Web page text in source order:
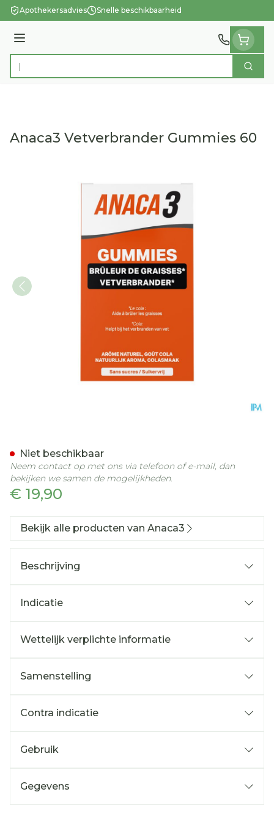
Ga naar de inhoud
Apothekersadvies Snelle beschikbaarheid
Menu
Product, merk, categorie... Zoek
Anaca3 Vetverbrander Gummies 60
€ 19,90
Niet beschikbaar
Neem contact op met ons via telefoon of e-mail, dan
bekijken we samen de mogelijkheden.
Bekijk alle producten van Anaca3
Beschrijving
Indicatie
Wettelijk verplichte informatie
Samenstelling
Contra indicatie
Gebruik
Gegevens